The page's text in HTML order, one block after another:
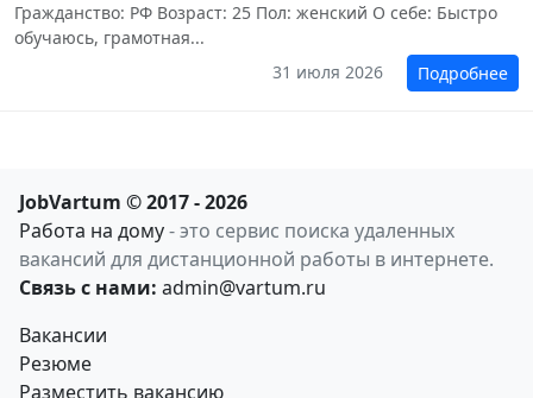
Гражданство: РФ Возраст: 25 Пол: женский О себе: Быстро
обучаюсь, грамотная...
31 июля 2026
Подробнее
JobVartum © 2017 - 2026
Работа на дому- это сервис поиска удаленных
вакансий для дистанционной работы в интернете.
Связь с нами: admin@vartum.ru
Вакансии
Резюме
Разместить вакансию